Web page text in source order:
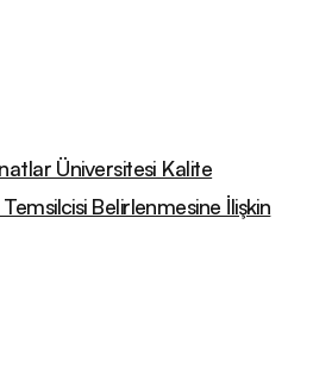
Üniversitesi Kalite
Belirlenmesine İlişkin